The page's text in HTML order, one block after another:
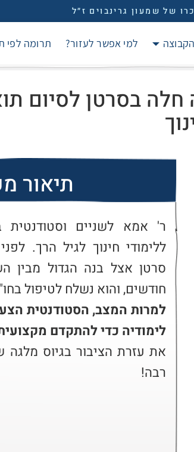
של שמעון גרינבוים ז״ל
למי אפשר לעזור? תרומה לפי
בסרטן לסיום
תיאור
חודשים, והוא נשלח לטיפול
לימודיה כדי להתקדם
רבה!